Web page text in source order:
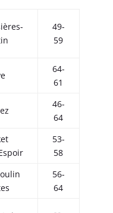
49-
59
64-
61
46-
64
53-
58
56-
64